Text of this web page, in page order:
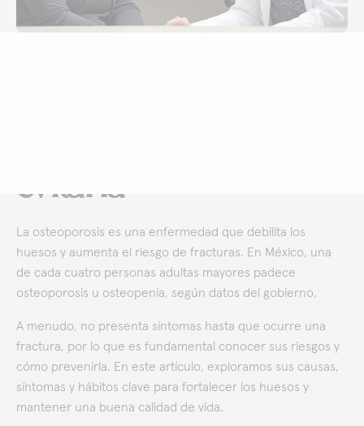
evitarla
La osteoporosis es una enfermedad que debilita los
huesos y aumenta el riesgo de fracturas. En México, una
de cada cuatro personas adultas mayores padece
osteoporosis u osteopenia, según datos del gobierno.
A menudo, no presenta síntomas hasta que ocurre una
fractura, por lo que es fundamental conocer sus riesgos y
cómo prevenirla. En este artículo, exploramos sus causas,
síntomas y hábitos clave para fortalecer los huesos y
mantener una buena calidad de vida.